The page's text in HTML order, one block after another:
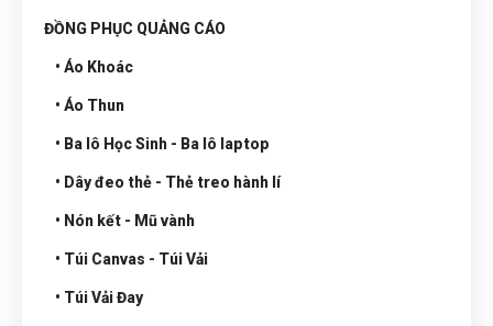
ĐỒNG PHỤC QUẢNG CÁO
• Áo Khoác
• Áo Thun
• Ba lô Học Sinh - Ba lô laptop
• Dây đeo thẻ - Thẻ treo hành lí
• Nón kết - Mũ vành
• Túi Canvas - Túi Vải
• Túi Vải Đay